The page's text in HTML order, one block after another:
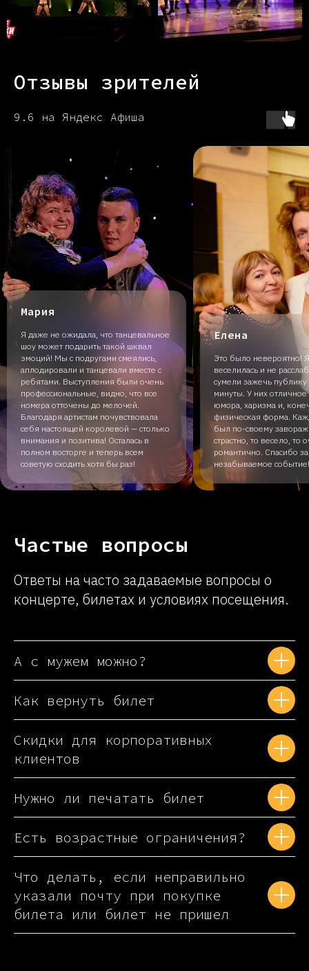
Отзывы зрителей
9.6 на Яндекс Афиша
Мария
Я даже не ожидала, что танцевальное
шоу может подарить такой шквал
эмоций! Мы с подругами смеялись,
аплодировали и танцевали вместе с
ребятами. Выступления были очень
профессиональные, видно, что все
номера отточены до мелочей.
Благодаря артистам почувствовала
себя настоящей королевой — столько
внимания и позитива! Осталась в
полном восторге и теперь всем
советую сходить хотя бы раз!
Елена
Это было невероятно!
веселилась и не
сумели зажечь публику
минуты. У них отличное
юмора, харизма и,
физическая форма.
был по-своему
страстно, то весело, то
романтично. Спасибо
незабываемое событие!
Частые вопросы
Ответы на часто задаваемые вопросы о
концерте, билетах и условиях посещения.
А с мужем можно?
Как вернуть билет
Скидки для корпоративных
клиентов
Нужно ли печатать билет
Есть возрастные ограничения?
Что делать, если неправильно
указали почту при покупке
билета или билет не пришел